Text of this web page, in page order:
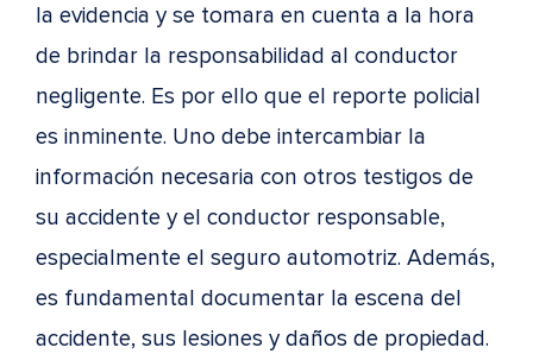
la evidencia y se tomara en cuenta a la hora
de brindar la responsabilidad al conductor
negligente. Es por ello que el reporte policial
es inminente. Uno debe intercambiar la
información necesaria con otros testigos de
su accidente y el conductor responsable,
especialmente el seguro automotriz. Además,
es fundamental documentar la escena del
accidente, sus lesiones y daños de propiedad.